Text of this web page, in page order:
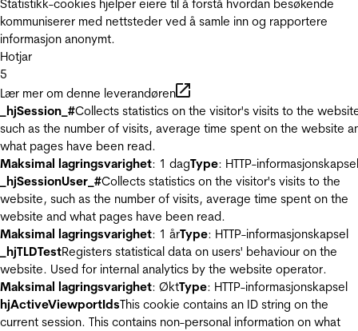
Statistikk-cookies hjelper eiere til å forstå hvordan besøkende
kommuniserer med nettsteder ved å samle inn og rapportere
informasjon anonymt.
Hotjar
5
Lær mer om denne leverandøren
_hjSession_#Collects statistics on the visitor's visits to the
such as the number of visits, average time spent on the website
what pages have been read.
Maksimal lagringsvarighet: 1 dagType: HTTP-informasjonskapsel
_hjSessionUser_#Collects statistics on the visitor's visits to the
website, such as the number of visits, average time spent on the
website and what pages have been read.
Maksimal lagringsvarighet: 1 årType: HTTP-informasjonskapsel
_hjTLDTestRegisters statistical data on users' behaviour on the
website. Used for internal analytics by the website operator.
Maksimal lagringsvarighet: ØktType: HTTP-informasjonskapsel
hjActiveViewportIdsThis cookie contains an ID string on the
current session. This contains non-personal information on what